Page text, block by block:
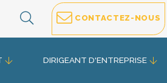
EFFECTUEZ VOTRE
CONTACTEZ-NOUS
DIRIGEANT D'ENTREPRISE